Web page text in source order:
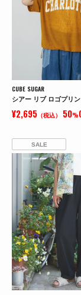
CUBE SUGAR
¥2,695 （税込） 50%
SALE